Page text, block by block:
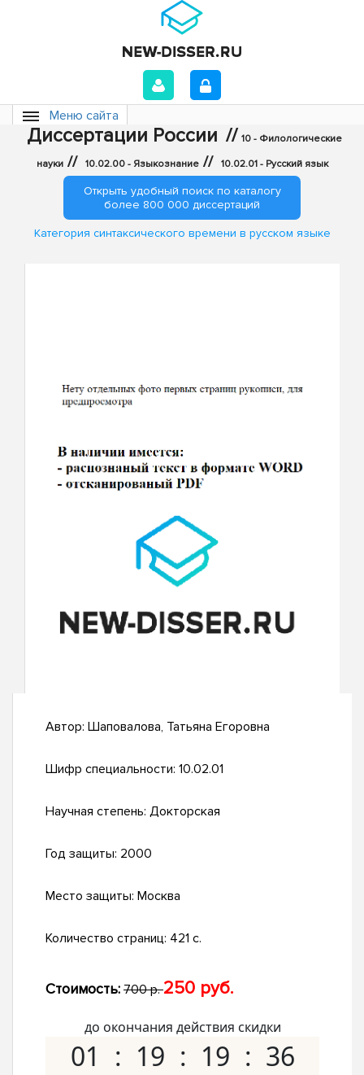
Меню сайта
Диссертации России // 10 - Филологические
науки // 10.02.00 - Языкознание // 10.02.01 - Русский язык
Открыть удобный поиск по каталогу
более 800 000 диссертаций
Категория синтаксического времени в русском языке
Автор: Шаповалова, Татьяна Егоровна
Шифр специальности: 10.02.01
Научная степень: Докторская
Год защиты: 2000
Место защиты: Москва
Количество страниц: 421 с.
Стоимость: 700 р.250 руб.
до окончания действия скидки
01 19 19 35